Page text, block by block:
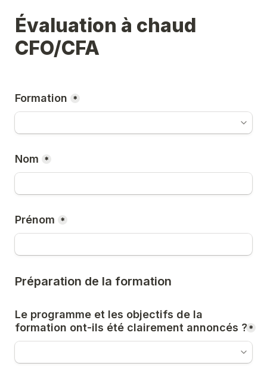
Évaluation à chaud
CFO/CFA
Formation *
Nom *
Prénom *
Préparation de la formation
Le programme et les objectifs de la
formation ont-ils été clairement annoncés ?*